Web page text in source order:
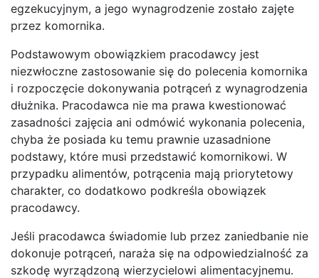
egzekucyjnym, a jego wynagrodzenie zostało zajęte
przez komornika.
Podstawowym obowiązkiem pracodawcy jest
niezwłoczne zastosowanie się do polecenia komornika
i rozpoczęcie dokonywania potrąceń z wynagrodzenia
dłużnika. Pracodawca nie ma prawa kwestionować
zasadności zajęcia ani odmówić wykonania polecenia,
chyba że posiada ku temu prawnie uzasadnione
podstawy, które musi przedstawić komornikowi. W
przypadku alimentów, potrącenia mają priorytetowy
charakter, co dodatkowo podkreśla obowiązek
pracodawcy.
Jeśli pracodawca świadomie lub przez zaniedbanie nie
dokonuje potrąceń, naraża się na odpowiedzialność za
szkodę wyrządzoną wierzycielowi alimentacyjnemu.